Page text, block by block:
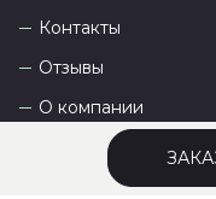
Контакты
Отзывы
О компании